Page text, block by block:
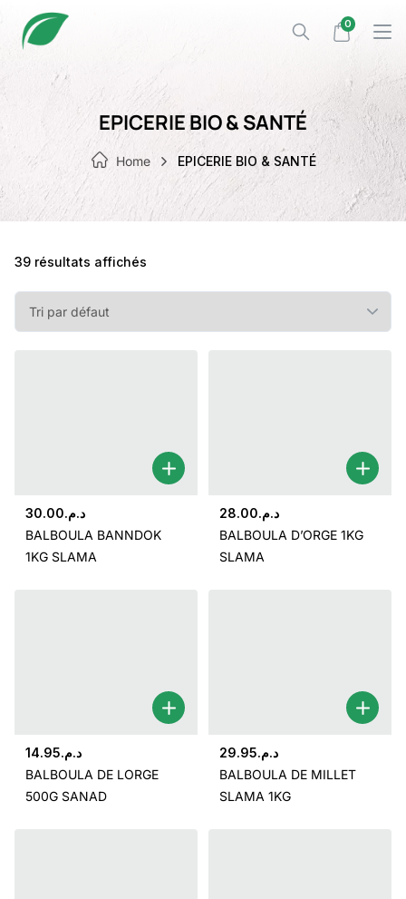
0
EPICERIE BIO & SANTÉ
Home EPICERIE BIO & SANTÉ
39 résultats affichés
د.م.30.00
BALBOULA BANNDOK
1KG SLAMA
د.م.28.00
BALBOULA D’ORGE 1KG
SLAMA
د.م.14.95
BALBOULA DE LORGE
500G SANAD
د.م.29.95
BALBOULA DE MILLET
SLAMA 1KG